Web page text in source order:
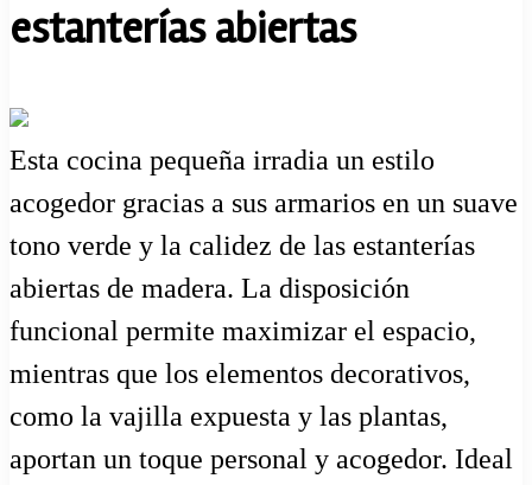
estanterías abiertas
Esta cocina pequeña irradia un estilo
acogedor gracias a sus armarios en un suave
tono verde y la calidez de las estanterías
abiertas de madera. La disposición
funcional permite maximizar el espacio,
mientras que los elementos decorativos,
como la vajilla expuesta y las plantas,
aportan un toque personal y acogedor. Ideal